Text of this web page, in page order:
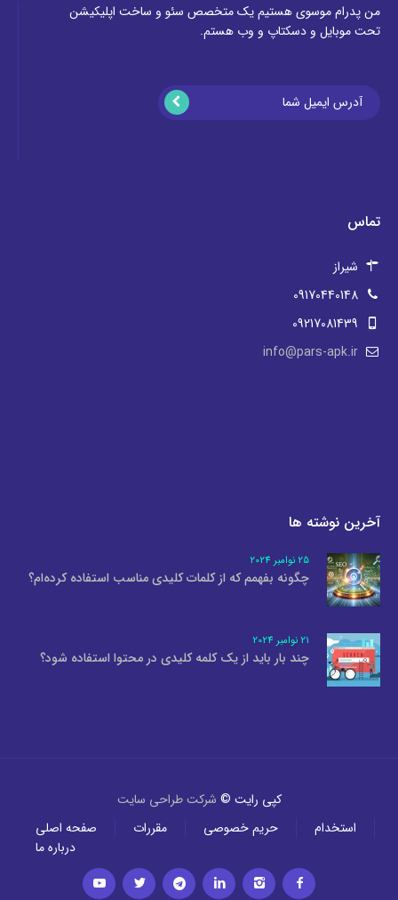
من پدرام موسوی هستیم یک متخصص سئو و ساخت اپلیکیشن
تحت موبایل و دسکتاپ و وب هستم.
تماس
شیراز
09170440148
09217081439
info@pars-apk.ir
آخرین نوشته ها
25 نوامبر 2024
چگونه بفهمم که از کلمات کلیدی مناسب استفاده کرده‌ام؟
21 نوامبر 2024
چند بار باید از یک کلمه کلیدی در محتوا استفاده شود؟
کپی رایت © شرکت طراحی سایت
صفحه اصلی
مقررات حریم خصوصی
استخدام
درباره ما